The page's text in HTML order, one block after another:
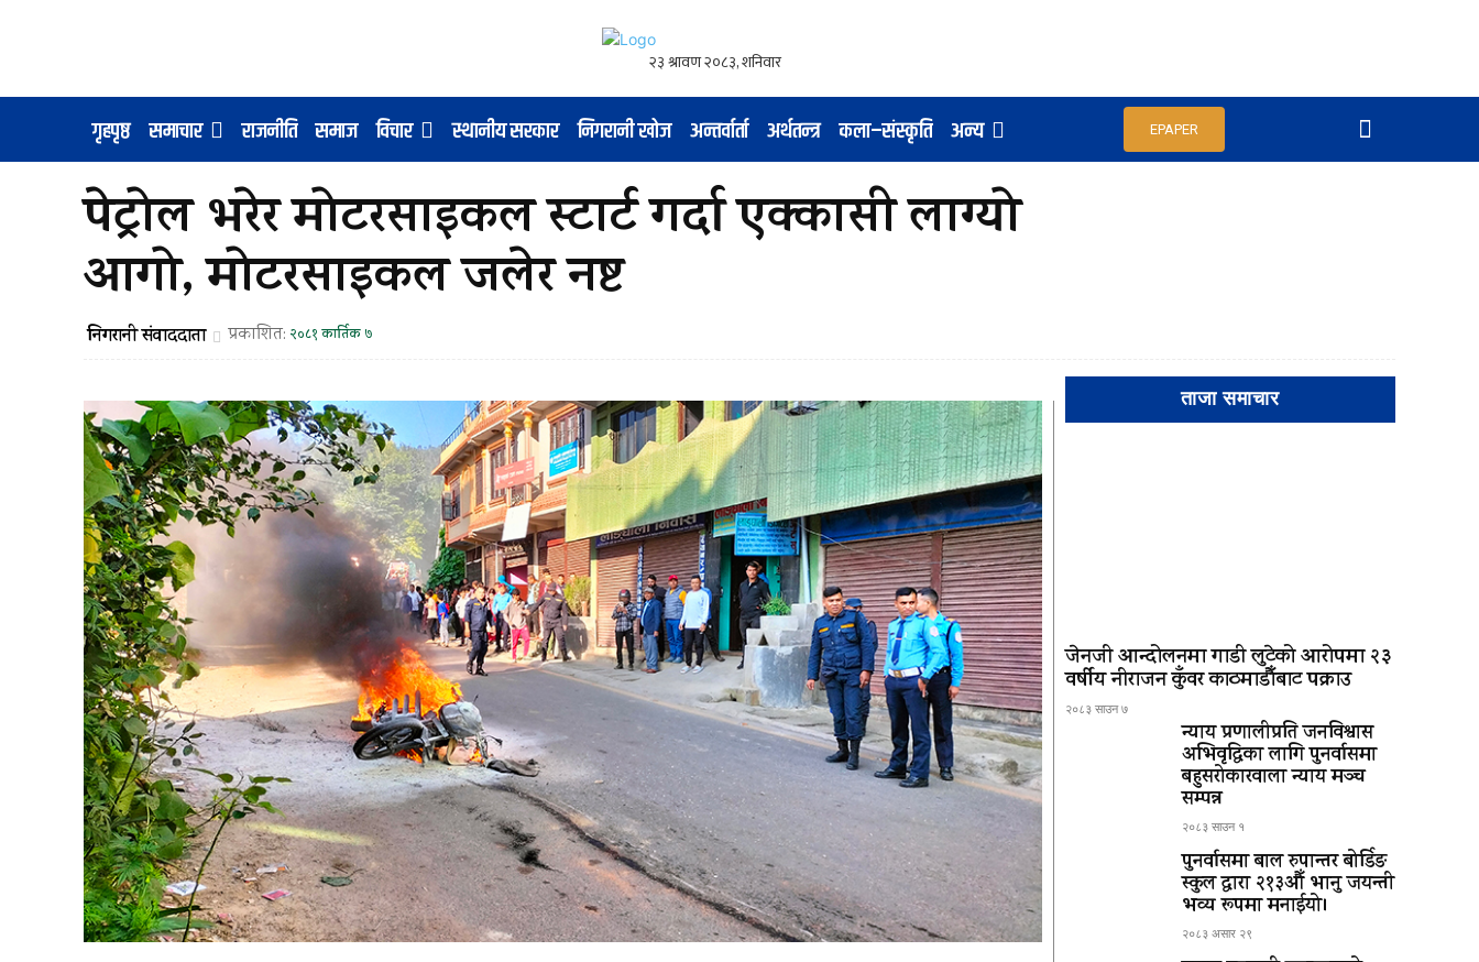
गृहपृष्ठ समाचार राजनीति समाज विचार स्थानीय सरकार निगरानी खोज अन्तर्वार्ता अर्थतन्त्र कला–संस्कृति अन्य EPAPER
पेट्रोल भरेर मोटरसाइकल स्टार्ट गर्दा एक्कासी लाग्यो
आगो, मोटरसाइकल जलेर नष्ट
निगरानी संवाददाता प्रकाशित: २०८१ कार्तिक ७
ताजा समाचार
जेनजी आन्दोलनमा गाडी लुटेको आरोपमा २३
वर्षीय नीराजन कुँवर काठमाडौँबाट पक्राउ
२०८३ साउन ७
न्याय प्रणालीप्रति जनविश्वास
अभिवृद्धिका लागि पुनर्वासमा
बहुसरोकारवाला न्याय मञ्च
सम्पन्न
२०८३ साउन १
पुनर्वासमा बाल रुपान्तर बोर्डिङ
स्कुल द्धारा २१३औँ भानु जयन्ती
भव्य रूपमा मनाईयो।
२०८३ असार २९